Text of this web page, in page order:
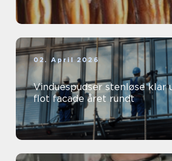
02. April 2026
Vinduespudser stenløse klar udsigt og
flot facade året rundt